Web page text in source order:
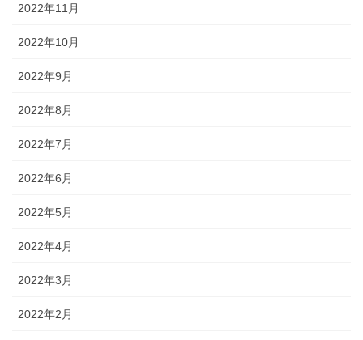
2022年11月
2022年10月
2022年9月
2022年8月
2022年7月
2022年6月
2022年5月
2022年4月
2022年3月
2022年2月